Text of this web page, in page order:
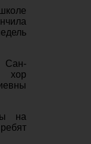
Сан-
хор
на